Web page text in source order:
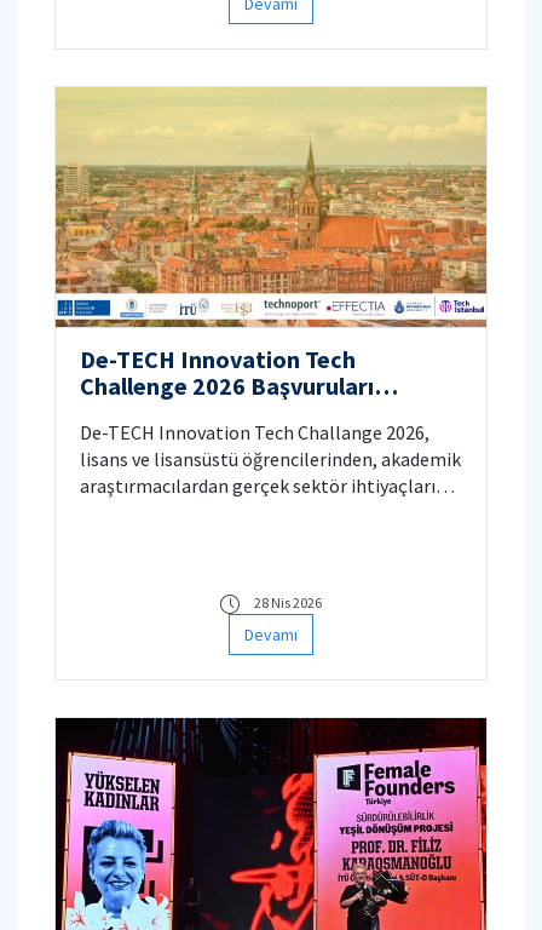
De-TECH Innovation Tech
Challenge 2026 Başvuruları
De-TECH Innovation Tech Challange 2026,
lisans ve lisansüstü öğrencilerinden, akademik
araştırmacılardan gerçek sektör ihtiyaçlarına
28 Nis 2026
Devamı